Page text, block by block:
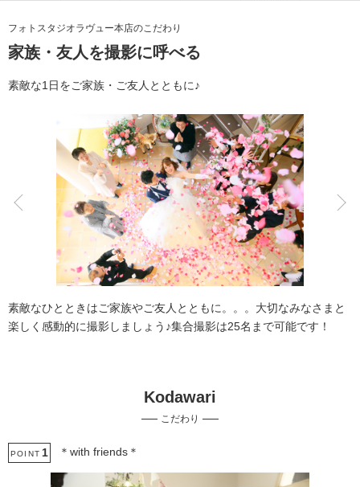
衣装
オプション
スタジオトップ
こだわりポイント
ペットと撮影 家族・友人と撮影
自慢の修正技術
事前来店なしで撮影
ガーデンでの撮影
フォトスタジオラヴュー本店のこだわり
家族・友人を撮影に呼べる
素敵な1日をご家族・ご友人とともに♪
素敵なひとときはご家族やご友人とともに。。。大切なみなさまと
楽しく感動的に撮影しましょう♪集合撮影は25名まで可能です！
Kodawari
こだわり
POINT 1 ＊with friends＊